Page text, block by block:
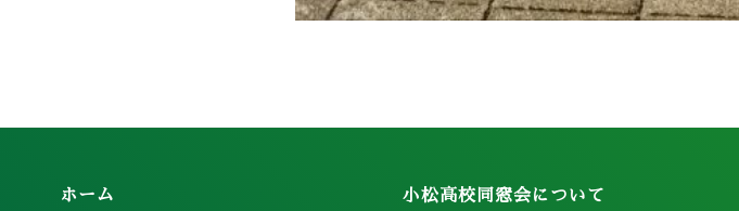
ホーム
小松高校同窓会について